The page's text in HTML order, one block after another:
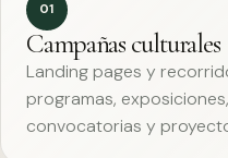
01
Campañas culturales
Landing pages y
programas,
convocatorias y